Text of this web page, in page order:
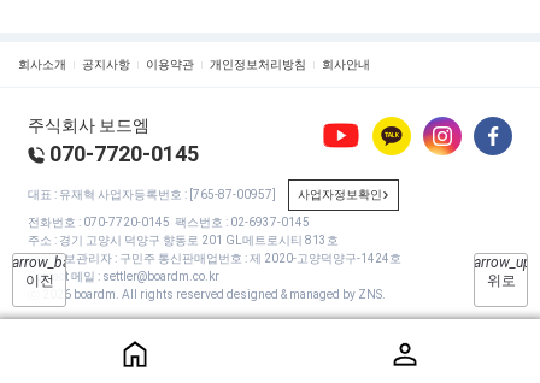
회사소개 공지사항 이용약관 개인정보처리방침 회사안내
주식회사 보드엠
070-7720-0145
대표 : 유재혁 사업자등록번호 : [765-87-00957] 사업자정보확인
전화번호 : 070-7720-0145 팩스번호 : 02-6937-0145
주소 : 경기 고양시 덕양구 향동로 201 GL메트로시티 813호
개인정보관리자 : 구민주 통신판매업번호 : 제 2020-고양덕양구-1424호
Contact 메일 : settler@boardm.co.kr
ⓒ 2026 boardm. All rights reserved designed & managed by ZNS.
arrow_back
이전
위로